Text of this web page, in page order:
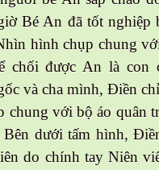
Bé An đã tốt nghiệp
hình chụp chung
chối được An là con
và cha mình, Điền
chung với bộ áo quân
dưới tấm hình,
do chính tay Niên